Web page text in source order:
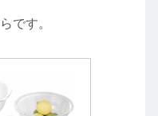
です。